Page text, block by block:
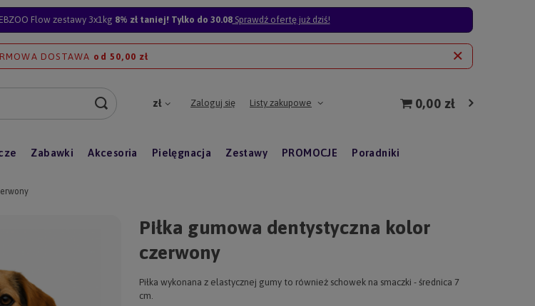
Flow zestawy 3x1kg 8% zł taniej! Tylko do 30.08Sprawdź ofertę już dziś!
DOSTAWA od 50,00 zł
zł Zaloguj się Listy zakupowe 0,00 zł
Zabawki Akcesoria Pielęgnacja Zestawy PROMOCJE Poradniki
Piłka gumowa dentystyczna kolor
czerwony
Piłka wykonana z elastycznej gumy to również schowek na smaczki - średnica 7
cm.